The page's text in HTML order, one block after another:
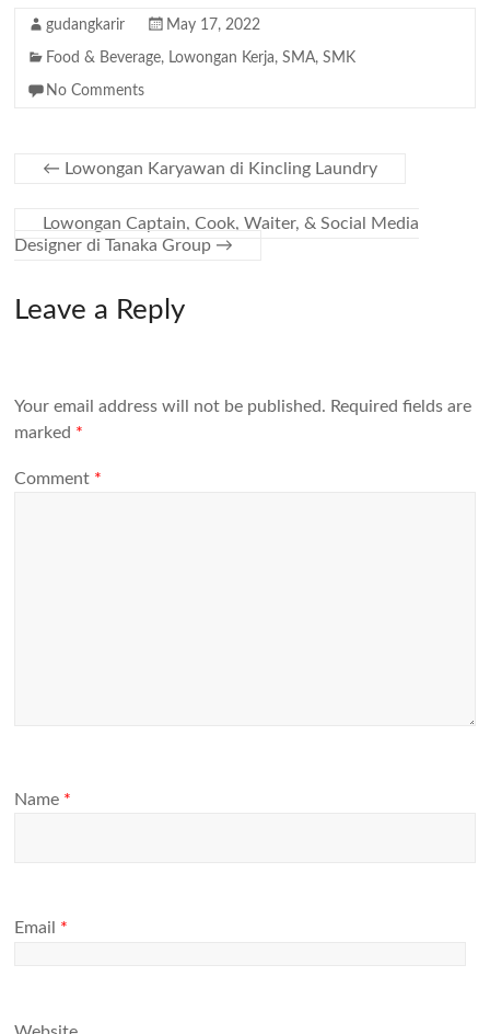
gudangkarir May 17, 2022
Food & Beverage, Lowongan Kerja,SMA,SMK
No Comments
← Lowongan Karyawan di Kincling Laundry
Lowongan Captain, Cook, Waiter, & Social Media
Designer di Tanaka Group →
Leave a Reply
Your email address will not be published. Required fields are
marked *
Comment *
Name *
Email *